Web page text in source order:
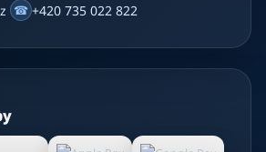
☎ +420 735 022 822